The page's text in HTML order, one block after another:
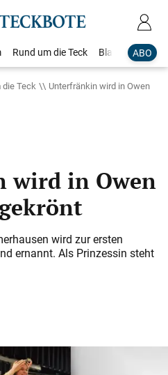
ABO
Rund um die Teck Blaulicht
die Teck
Unterfränkin wird in Owen
wird in Owen
wird zur ersten
ernannt. Als Prinzessin steht